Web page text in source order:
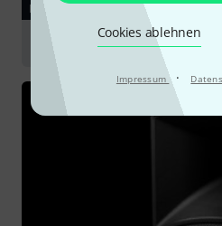
Cookies ablehnen
Impressum ·
RATGEBER
Lautsprecher